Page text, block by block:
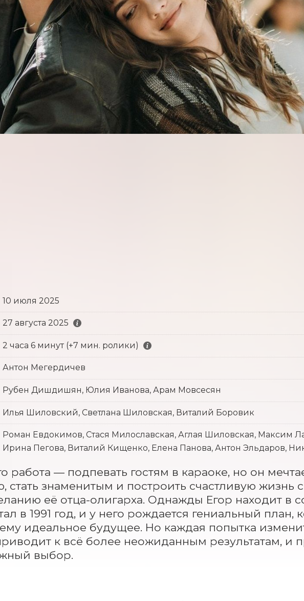
10 июля 2025
27 августа 2025
2 часа 6 минут (+7 мин. ролики)
Антон Мегердичев
Рубен Дишдишян, Юлия Иванова, Арам Мовсесян
Илья Шиловский, Светлана Шиловская, Виталий Боровик
Роман Евдокимов, Стася Милославская, Аглая Шиловская, Максим
Ирина Пегова, Виталий Кищенко, Елена Панова, Антон Эльдаров,
работа — подпевать гостям в караоке, но он
стать знаменитым и построить счастливую жизнь
её отца-олигарха. Однажды Егор находит в
в 1991 год, и у него рождается гениальный план,
идеальное будущее. Но каждая попытка
к всё более неожиданным результатам, и
выбор.